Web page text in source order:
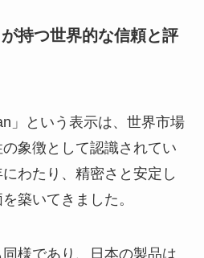
持つ世界的な信頼と評
」という表示は、世界市場
象徴として認識されてい
わたり、精密さと安定し
築いてきました。
様であり、日本の製品は